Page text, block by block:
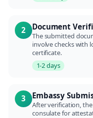
2 Document
The submitted
involve checks with
certificate.
1-2 days
3 Embassy
After verification,
consulate for